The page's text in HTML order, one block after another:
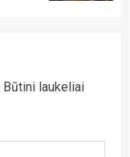
Būtini laukeliai